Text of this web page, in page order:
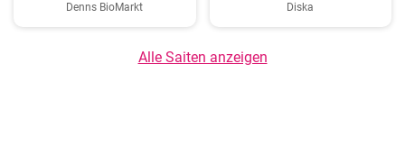
Denns BioMarkt Diska
Alle Saiten anzeigen